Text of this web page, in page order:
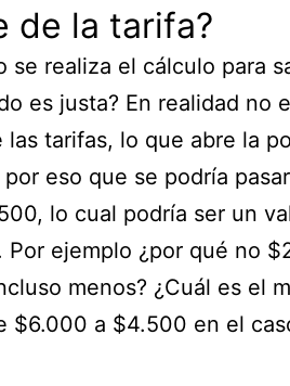
de la tarifa?
se realiza el cálculo para
es justa? En realidad no
tarifas, lo que abre la
eso que se podría
lo cual podría ser un
ejemplo ¿por qué no
menos? ¿Cuál es el
$6.000 a $4.500 en el